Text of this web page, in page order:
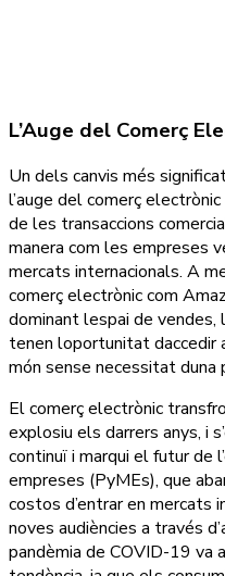
L’Auge del Comerç
Un dels canvis més
l’auge del comerç
de les transaccions
manera com les empreses
mercats internacionals. A
comerç electrònic com
dominant lespai de
tenen loportunitat
món sense necessitat duna
El comerç electrònic
explosiu els darrers anys, i
continuï i marqui el futur de
empreses (PyMEs), que
costos d’entrar en mercats
noves audiències a través
pandèmia de COVID-19 va